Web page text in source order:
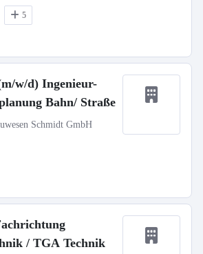
5
w/d) Ingenieur-
Bahn/ Straße
Schmidt GmbH
/ TGA Technik